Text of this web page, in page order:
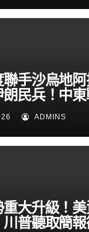
手沙烏地
民兵！中
ADMINS
重大升級！
普聽取簡報